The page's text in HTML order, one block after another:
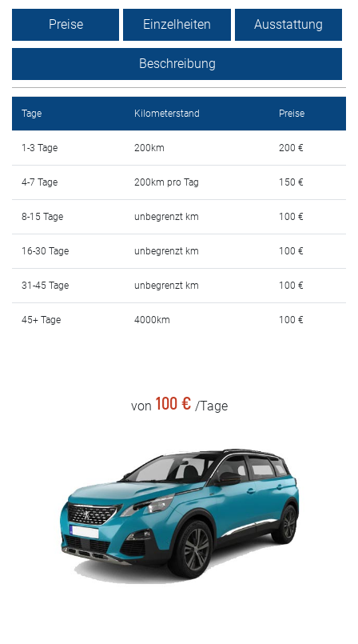
Preise
Mietbedingungen
Haufig gestellte fragen
Blog
Kontakt
MАКЕДОНСКИ
ENGLISH
DEUTSCH
Preise Einzelheiten Ausstattung
Beschreibung
Tage Kilometerstand Preise
1-3 Tage 200km 200 €
4-7 Tage 200km pro Tag 150 €
8-15 Tage unbegrenzt km 100 €
16-30 Tage unbegrenzt km 100 €
31-45 Tage unbegrenzt km 100 €
45+ Tage 4000km 100 €
von 100 € /Tage